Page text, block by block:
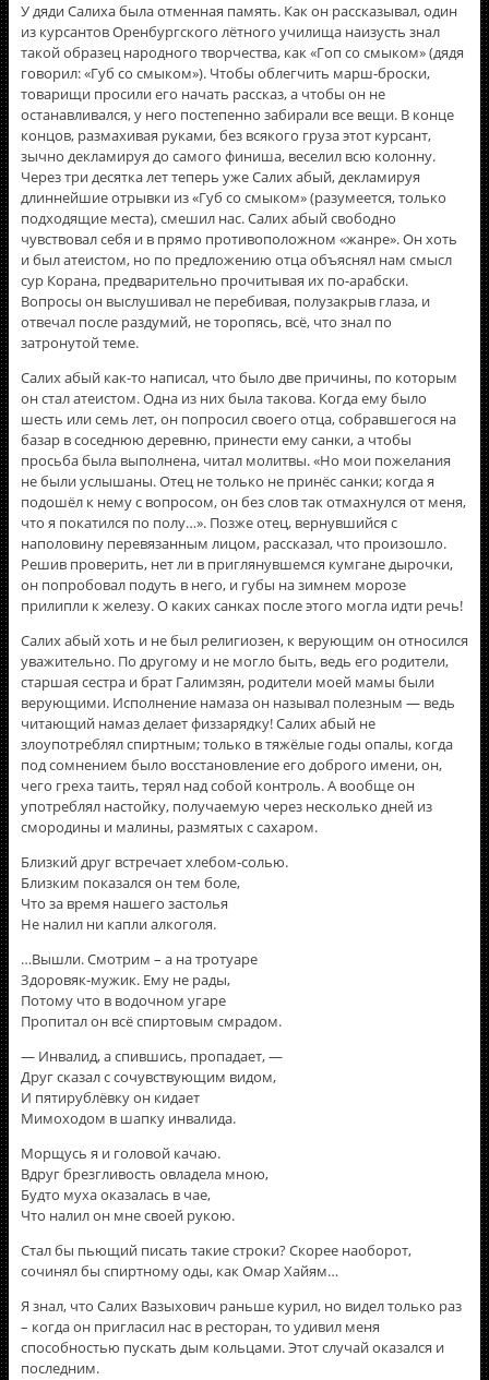
У дяди Салиха была отменная память. Как он рассказывал, один
из курсантов Оренбургского лётного училища наизусть знал
такой образец народного творчества, как «Гоп со смыком» (дядя
говорил: «Губ со смыком»). Чтобы облегчить марш-броски,
товарищи просили его начать рассказ, а чтобы он не
останавливался, у него постепенно забирали все вещи. В конце
концов, размахивая руками, без всякого груза этот курсант,
зычно декламируя до самого финиша, веселил всю колонну.
Через три десятка лет теперь уже Салих абый, декламируя
длиннейшие отрывки из «Губ со смыком» (разумеется, только
подходящие места), смешил нас. Салих абый свободно
чувствовал себя и в прямо противоположном «жанре». Он хоть
и был атеистом, но по предложению отца объяснял нам смысл
сур Корана, предварительно прочитывая их по-арабски.
Вопросы он выслушивал не перебивая, полузакрыв глаза, и
отвечал после раздумий, не торопясь, всё, что знал по
затронутой теме.
Салих абый как-то написал, что было две причины, по которым
он стал атеистом. Одна из них была такова. Когда ему было
шесть или семь лет, он попросил своего отца, собравшегося на
базар в соседнюю деревню, принести ему санки, а чтобы
просьба была выполнена, читал молитвы. «Но мои пожелания
не были услышаны. Отец не только не принёс санки; когда я
подошёл к нему с вопросом, он без слов так отмахнулся от меня,
что я покатился по полу…». Позже отец, вернувшийся с
наполовину перевязанным лицом, рассказал, что произошло.
Решив проверить, нет ли в приглянувшемся кумгане дырочки,
он попробовал подуть в него, и губы на зимнем морозе
прилипли к железу. О каких санках после этого могла идти речь!
Салих абый хоть и не был религиозен, к верующим он относился
уважительно. По другому и не могло быть, ведь его родители,
старшая сестра и брат Галимзян, родители моей мамы были
верующими. Исполнение намаза он называл полезным — ведь
читающий намаз делает физзарядку! Салих абый не
злоупотреблял спиртным; только в тяжёлые годы опалы, когда
под сомнением было восстановление его доброго имени, он,
чего греха таить, терял над собой контроль. А вообще он
употреблял настойку, получаемую через несколько дней из
смородины и малины, размятых с сахаром.
Близкий друг встречает хлебом-солью.
Близким показался он тем боле,
Что за время нашего застолья
Не налил ни капли алкоголя.
…Вышли. Смотрим – а на тротуаре
Здоровяк-мужик. Ему не рады,
Потому что в водочном угаре
Пропитал он всё спиртовым смрадом.
— Инвалид, а спившись, пропадает, —
Друг сказал с сочувствующим видом,
И пятирублёвку он кидает
Мимоходом в шапку инвалида.
Морщусь я и головой качаю.
Вдруг брезгливость овладела мною,
Будто муха оказалась в чае,
Что налил он мне своей рукою.
Стал бы пьющий писать такие строки? Скорее наоборот,
сочинял бы спиртному оды, как Омар Хайям…
Я знал, что Салих Вазыхович раньше курил, но видел только раз
– когда он пригласил нас в ресторан, то удивил меня
способностью пускать дым кольцами. Этот случай оказался и
последним.